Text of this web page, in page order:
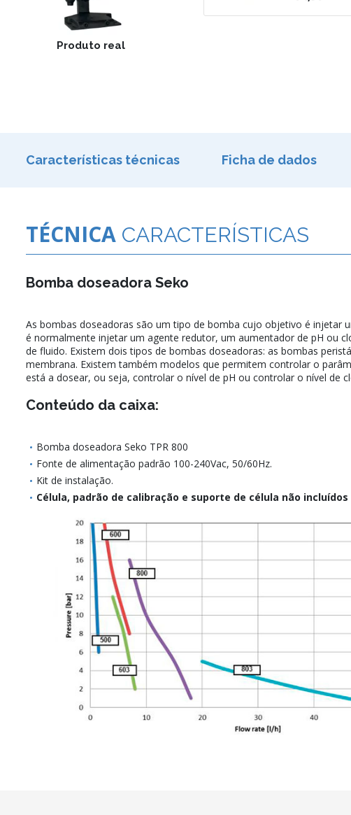
Produto real
Características técnicas Ficha de dados
TÉCNICA CARACTERÍSTICAS
Bomba doseadora Seko
As bombas doseadoras são um tipo de bomba cujo objetivo é injetar
é normalmente injetar um agente redutor, um aumentador de pH ou
de fluido. Existem dois tipos de bombas doseadoras: as bombas
membrana. Existem também modelos que permitem controlar o
está a dosear, ou seja, controlar o nível de pH ou controlar o nível de
Conteúdo da caixa:
Bomba doseadora Seko TPR 800
Fonte de alimentação padrão 100-240Vac, 50/60Hz.
Kit de instalação.
Célula, padrão de calibração e suporte de célula não incluídos